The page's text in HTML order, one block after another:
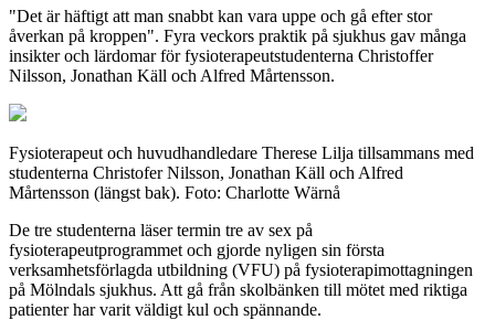
"Det är häftigt att man snabbt kan vara uppe och gå efter stor
åverkan på kroppen". Fyra veckors praktik på sjukhus gav många
insikter och lärdomar för fysioterapeutstudenterna Christoffer
Nilsson, Jonathan Käll och Alfred Mårtensson.
Fysioterapeut och huvudhandledare Therese Lilja tillsammans med
studenterna Christofer Nilsson, Jonathan Käll och Alfred
Mårtensson (längst bak). Foto: Charlotte Wärnå
De tre studenterna läser termin tre av sex på
fysioterapeutprogrammet och gjorde nyligen sin första
verksamhetsförlagda utbildning (VFU) på fysioterapimottagningen
på Mölndals sjukhus. Att gå från skolbänken till mötet med riktiga
patienter har varit väldigt kul och spännande.